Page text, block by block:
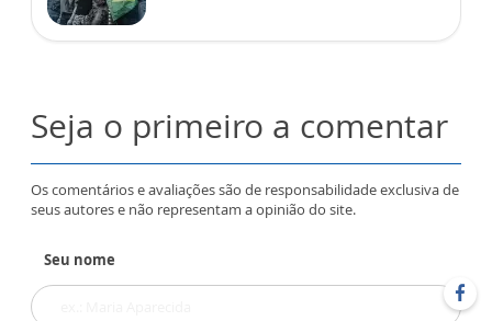
Seja o primeiro a comentar
Os comentários e avaliações são de responsabilidade exclusiva de
seus autores e não representam a opinião do site.
Seu nome